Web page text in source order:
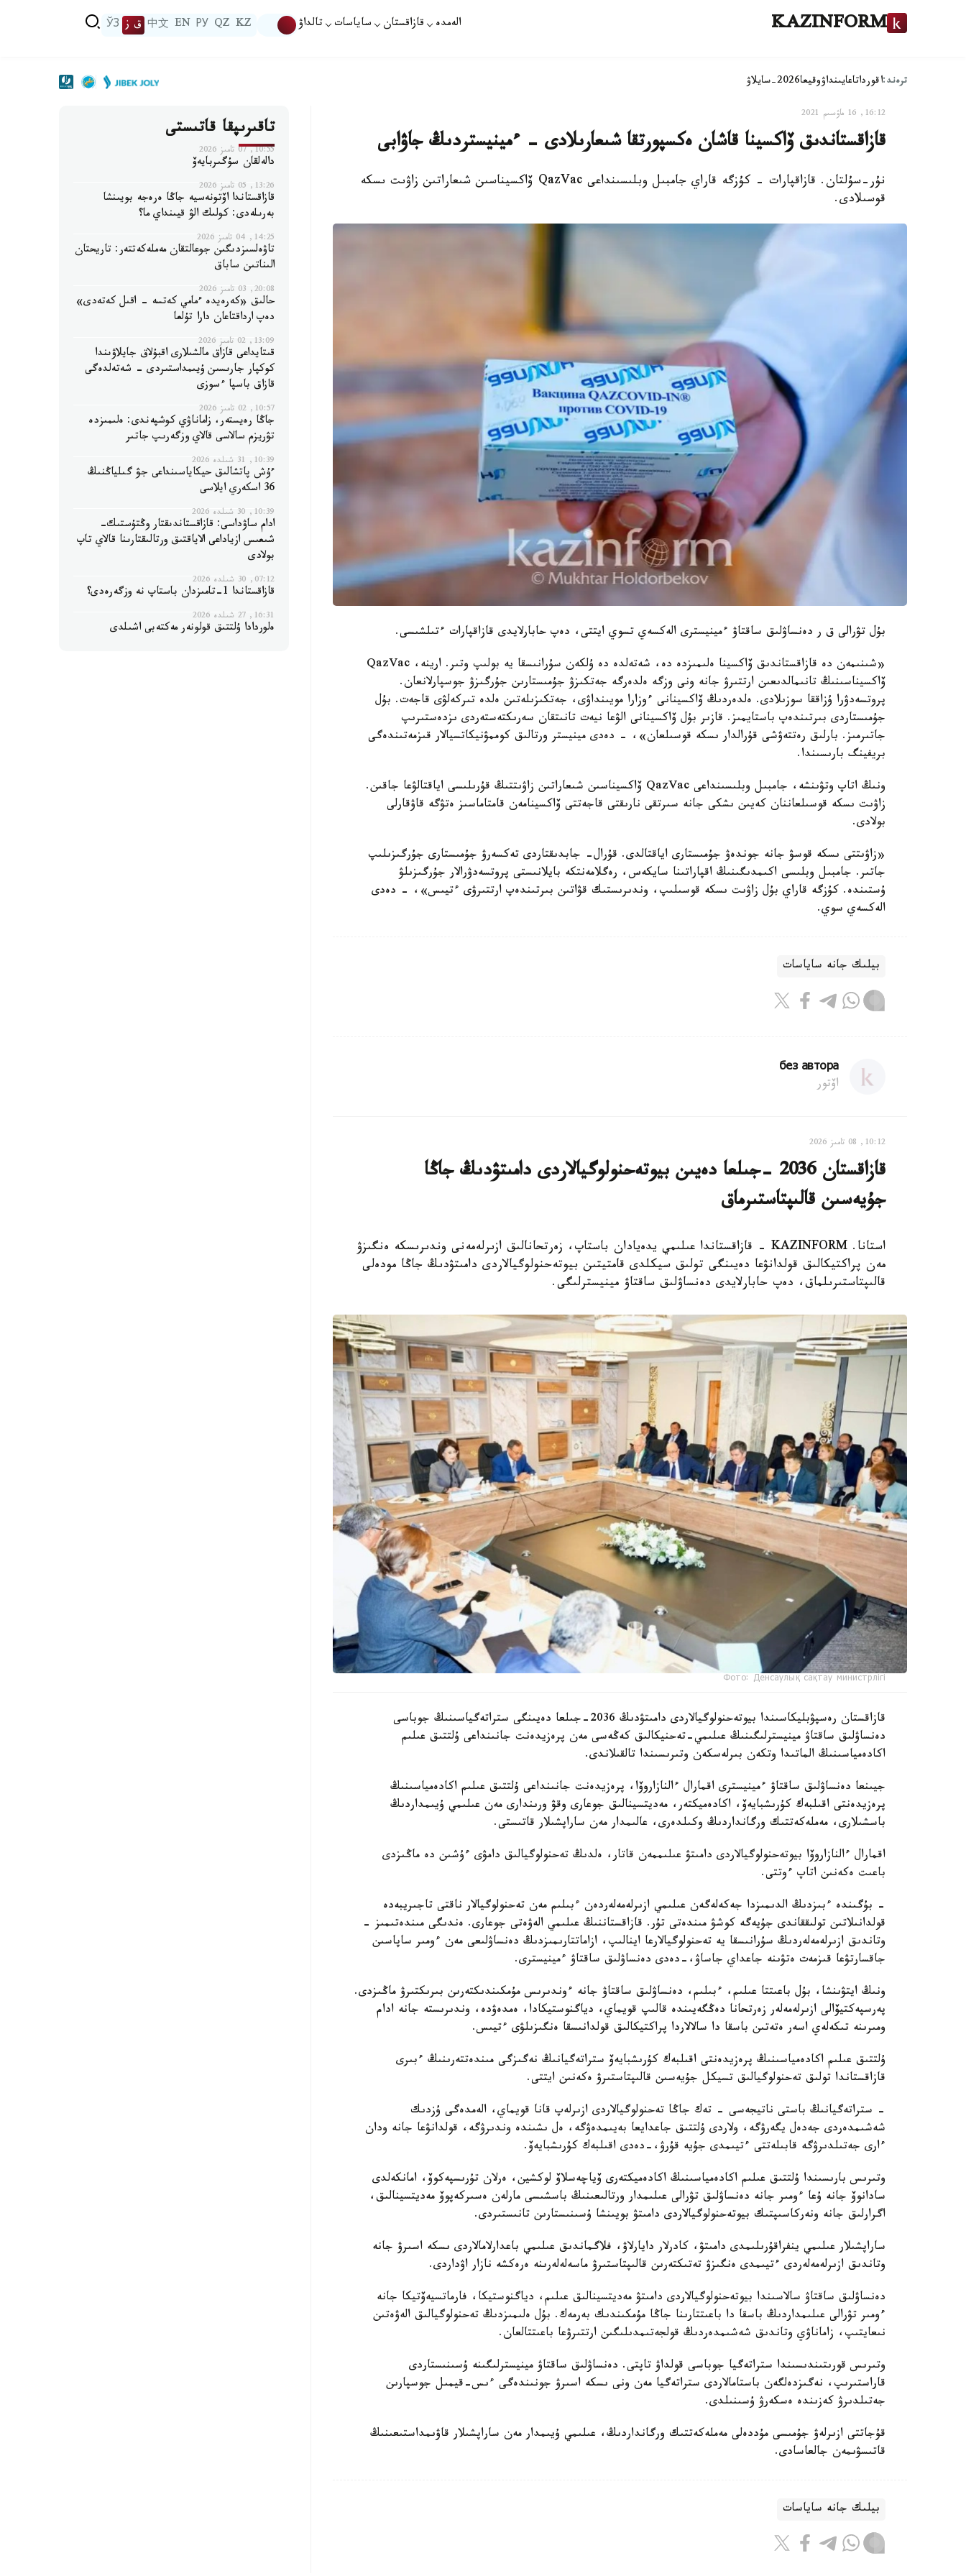
KAZINFORM الەمدە قازاقستان ساياسات تالداۋ KZ
QZ
РУ
EN
中文 ق ز ЎЗ
ترەند:اقورداتاعايىنداۋوقيعا2026-سايلاۋ
16:12, 16 ماۋسىم 2021
قازاقستاندىق ۆاكسينا قاشان ەكسپورتقا شىعارىلادى - ءمينيستردىڭ جاۋابى
نۇر-سۇلتان. قازاقپارات - كۇزگە قاراي جامبىل وبلىسىنداعى QazVac ۆاكسيناسىن شىعاراتىن زاۋىت ىسكە
قوسىلادى.
بۇل تۋرالى ق ر دەنساۋلىق ساقتاۋ ءمينيسترى الەكسەي تسوي ايتتى، دەپ حابارلايدى قازاقپارات ءتىلشىسى.
«شىنىمەن دە قازاقستاندىق ۆاكسينا ەلىمىزدە دە، شەتەلدە دە ۇلكەن سۇرانىسقا يە بولىپ وتىر. ارينە، QazVac
ۆاكسيناسىنىڭ تانىمالدىعىن ارتتىرۋ جانە ونى وزگە ەلدەرگە جەتكىزۋ جۇمىستارىن جۇرگىزۋ جوسپارلانعان.
پروتسەدۋرا ۇزاققا سوزىلادى. ەلدەردىڭ ۆاكسينانى ءوزارا مويىنداۋى، جەتكىزىلەتىن ەلدە تىركەلۋى قاجەت. بۇل
جۇمىستاردى بىرتىندەپ باستايمىز. قازىر بۇل ۆاكسينانى الۋعا نيەت تانىتقان سەرىكتەستەردى ىزدەستىرىپ
جاتىرمىز. بارلىق رەتتەۋشى قۇرالدار ىسكە قوسىلعان»، - دەدى مينيستر ورتالىق كوممۋنيكاتسيالار قىزمەتىندەگى
بريفينگ بارىسىندا.
ونىڭ اتاپ وتۋىنشە، جامبىل وبلىسىنداعى QazVac ۆاكسيناسىن شىعاراتىن زاۋىتتىڭ قۇرىلىسى اياقتالۋعا جاقىن.
زاۋىت ىسكە قوسىلعاننان كەيىن ىشكى جانە سىرتقى نارىقتى قاجەتتى ۆاكسينامەن قامتاماسىز ەتۋگە قاۋقارلى
بولادى.
«زاۋىتتى ىسكە قوسۋ جانە جوندەۋ جۇمىستارى اياقتالدى. قۇرال- جابدىقتاردى تەكسەرۋ جۇمىستارى جۇرگىزىلىپ
جاتىر. جامبىل وبلىسى اكىمدىگىنىڭ اقپاراتىنا سايكەس، رەگلامەنتكە بايلانىستى پروتسەدۋرالار جۇرگىزىلۋ
ۇستىندە. كۇزگە قاراي بۇل زاۋىت ىسكە قوسىلىپ، وندىرىستىك قۋاتىن بىرتىندەپ ارتتىرۋى ءتيىس»، - دەدى
الەكسەي سوي.
بيلىك جانە ساياسات
без автора
اۆتور
10:12, 08 تامىز 2026
قازاقستان 2036 -جىلعا دەيىن بيوتەحنولوگيالاردى دامىتۋدىڭ جاڭا
جۇيەسىن قالىپتاستىرماق
استانا. KAZINFORM - قازاقستاندا عىلىمي يدەيادان باستاپ، زەرتحانالىق ازىرلەمەنى وندىرىسكە ەنگىزۋ
مەن پراكتيكالىق قولدانۋعا دەيىنگى تولىق سيكلدى قامتيتىن بيوتەحنولوگيالاردى دامىتۋدىڭ جاڭا مودەلى
قالىپتاستىرىلماق، دەپ حابارلايدى دەنساۋلىق ساقتاۋ مينيسترلىگى.
Фото: Денсаулық сақтау министрлігі
قازاقستان رەسپۋبليكاسىندا بيوتەحنولوگيالاردى دامىتۋدىڭ 2036-جىلعا دەيىنگى ستراتەگياسىنىڭ جوباسى
دەنساۋلىق ساقتاۋ مينيسترلىگىنىڭ عىلىمي-تەحنيكالىق كەڭەسى مەن پرەزيدەنت جانىنداعى ۇلتتىق عىلىم
اكادەمياسىنىڭ الماتىدا وتكەن بىرلەسكەن وتىرىسىندا تالقىلاندى.
جيىنعا دەنساۋلىق ساقتاۋ ءمينيسترى اقمارال ءالنازاروۆا، پرەزيدەنت جانىنداعى ۇلتتىق عىلىم اكادەمياسىنىڭ
پرەزيدەنتى اقىلبەك كۇرىشبايەۆ، اكادەميكتەر، مەديتسينالىق جوعارى وقۋ ورىندارى مەن عىلىمي ۇيىمداردىڭ
باسشىلارى، مەملەكەتتىك ورگانداردىڭ وكىلدەرى، عالىمدار مەن ساراپشىلار قاتىستى.
اقمارال ءالنازاروۆا بيوتەحنولوگيالاردى دامىتۋ عىلىممەن قاتار، ەلدىڭ تەحنولوگيالىق دامۋى ءۇشىن دە ماڭىزدى
باعىت ەكەنىن اتاپ ءوتتى.
- بۇگىندە ءبىزدىڭ الدىمىزدا جەكەلەگەن عىلىمي ازىرلەمەلەردەن ءبىلىم مەن تەحنولوگيالار ناقتى تاجىريبەدە
قولدانىلاتىن تولىققاندى جۇيەگە كوشۋ مىندەتى تۇر. قازاقستاننىڭ عىلىمي الەۋەتى جوعارى. ەندىگى مىندەتىمىز -
وتاندىق ازىرلەمەلەردىڭ سۇرانىسقا يە تەحنولوگيالارعا اينالىپ، ازاماتتارىمىزدىڭ دەنساۋلىعى مەن ءومىر ساپاسىن
جاقسارتۋعا قىزمەت ەتۋىنە جاعداي جاساۋ،-دەدى دەنساۋلىق ساقتاۋ ءمينيسترى.
ونىڭ ايتۋىنشا، بۇل باعىتتا عىلىم، ءبىلىم، دەنساۋلىق ساقتاۋ جانە ءوندىرىس مۇمكىندىكتەرىن بىرىكتىرۋ ماڭىزدى.
پەرسپەكتيۆالى ازىرلەمەلەر زەرتحانا دەڭگەيىندە قالىپ قويماي، دياگنوستيكادا، ەمدەۋدە، وندىرىستە جانە ادام
ومىرىنە تىكەلەي اسەر ەتەتىن باسقا دا سالالاردا پراكتيكالىق قولدانىسقا ەنگىزىلۋى ءتيىس.
ۇلتتىق عىلىم اكادەمياسىنىڭ پرەزيدەنتى اقىلبەك كۇرىشبايەۆ ستراتەگيانىڭ نەگىزگى مىندەتتەرىنىڭ ءبىرى
قازاقستاندا تولىق تەحنولوگيالىق تسيكل جۇيەسىن قالىپتاستىرۋ ەكەنىن ايتتى.
- ستراتەگيانىڭ باستى ناتيجەسى - تەك جاڭا تەحنولوگيالاردى ازىرلەپ قانا قويماي، الەمدەگى ۇزدىك
شەشىمدەردى جەدەل يگەرۋگە، ولاردى ۇلتتىق جاعدايعا بەيىمدەۋگە، ەل ىشىندە وندىرۋگە، قولدانۋعا جانە ودان
ءارى جەتىلدىرۋگە قابىلەتتى ءتيىمدى جۇيە قۇرۋ،-دەدى اقىلبەك كۇرىشبايەۆ.
وتىرىس بارىسىندا ۇلتتىق عىلىم اكادەمياسىنىڭ اكادەميكتەرى ۆياچەسلاۆ لوكشين، ەرلان تۇرىسپەكوۆ، امانكەلدى
سادانوۆ جانە ۇعا ءومىر جانە دەنساۋلىق تۋرالى عىلىمدار ورتالىعىنىڭ باسشىسى مارلەن ەسىركەپوۆ مەديتسينالىق،
اگرارلىق جانە ونەركاسىپتىك بيوتەحنولوگيالاردى دامىتۋ بويىنشا ۇسىنىستارىن تانىستىردى.
ساراپشىلار عىلىمي ينفراقۇرىلىمدى دامىتۋ، كادرلار دايارلاۋ، فلاگماندىق عىلىمي باعدارلامالاردى ىسكە اسىرۋ جانە
وتاندىق ازىرلەمەلەردى ءتيىمدى ەنگىزۋ تەتىكتەرىن قالىپتاستىرۋ ماسەلەلەرىنە ەرەكشە نازار اۋداردى.
دەنساۋلىق ساقتاۋ سالاسىندا بيوتەحنولوگيالاردى دامىتۋ مەديتسينالىق عىلىم، دياگنوستيكا، فارماتسيەۆتيكا جانە
ءومىر تۋرالى عىلىمداردىڭ باسقا دا باعىتتارىنا جاڭا مۇمكىندىك بەرمەك. بۇل ەلىمىزدىڭ تەحنولوگيالىق الەۋەتىن
نىعايتىپ، زاماناۋي وتاندىق شەشىمدەردىڭ قولجەتىمدىلىگىن ارتتىرۋعا باعىتتالعان.
وتىرىس قورىتىندىسىندا ستراتەگيا جوباسى قولداۋ تاپتى. دەنساۋلىق ساقتاۋ مينيسترلىگىنە ۇسىنىستاردى
قاراستىرىپ، نەگىزدەلگەن باستامالاردى ستراتەگيا مەن ونى ىسكە اسىرۋ جونىندەگى ءىس-قيمىل جوسپارىن
جەتىلدىرۋ كەزىندە ەسكەرۋ ۇسىنىلدى.
قۇجاتتى ازىرلەۋ جۇمىسى مۇددەلى مەملەكەتتىك ورگانداردىڭ، عىلىمي ۇيىمدار مەن ساراپشىلار قاۋىمداستىعىنىڭ
قاتىسۋىمەن جالعاسادى.
بيلىك جانە ساياسات
تاقىرىپقا قاتىستى
10:55, 07 تامىز 2026
دالەلقان سۇگىربايەۆ
13:26, 05 تامىز 2026
قازاقستاندا اۆتونەسيە جاڭا ەرەجە بويىنشا
بەرىلەدى: كولىك الۋ قيىنداي ما؟
14:25, 04 تامىز 2026
تاۋەلسىزدىگىن جوعالتقان مەملەكەتتەر: تاريحتان
الىناتىن ساباق
20:08, 03 تامىز 2026
حالىق «كەرەيدە ءمامي كەتسە - اقىل كەتەدى»
دەپ ارداقتاعان دارا تۇلعا
13:09, 02 تامىز 2026
قىتايداعى قازاق مالشىلارى اقبۇلاق جايلاۋىندا
كوكپار جارىسىن ۇيىمداستىردى - شەتەلدەگى
قازاق باسپا ءسوزى
10:57, 02 تامىز 2026
جاڭا رەيستەر، زاماناۋي كوشپەندى: ەلىمىزدە
تۋريزم سالاسى قالاي وزگەرىپ جاتىر
10:39, 31 شىلدە 2026
ءۇش پاتشالىق حيكاياسىنداعى جۋ گىلياڭنىڭ
36 اسكەري ايلاسى
10:39, 30 شىلدە 2026
ادام ساۋداسى: قازاقستاندىقتار وڭتۇستىك-
شىعىس ازياداعى الاياقتىق ورتالىقتارىنا قالاي تاپ
بولادى
07:12, 30 شىلدە 2026
قازاقستاندا 1-تامىزدان باستاپ نە وزگەرەدى؟
16:31, 27 شىلدە 2026
ەلوردادا ۇلتتىق قولونەر مەكتەبى اشىلدى